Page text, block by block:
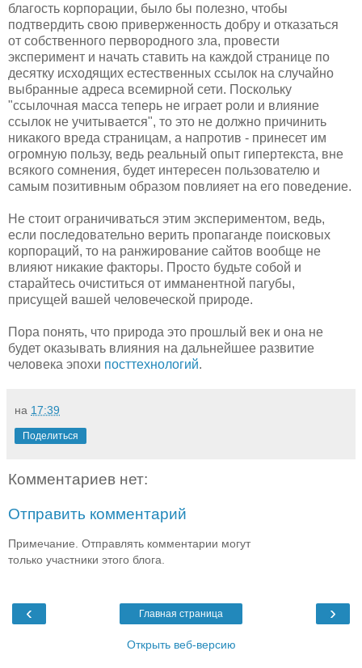
благость корпорации, было бы полезно, чтобы
подтвердить свою приверженность добру и отказаться
от собственного первородного зла, провести
эксперимент и начать ставить на каждой странице по
десятку исходящих естественных ссылок на случайно
выбранные адреса всемирной сети. Поскольку
"ссылочная масса теперь не играет роли и влияние
ссылок не учитывается", то это не должно причинить
никакого вреда страницам, а напротив - принесет им
огромную пользу, ведь реальный опыт гипертекста, вне
всякого сомнения, будет интересен пользователю и
самым позитивным образом повлияет на его поведение.
Не стоит ограничиваться этим экспериментом, ведь,
если последовательно верить пропаганде поисковых
корпораций, то на ранжирование сайтов вообще не
влияют никакие факторы. Просто будьте собой и
старайтесь очиститься от имманентной пагубы,
присущей вашей человеческой природе.
Пора понять, что природа это прошлый век и она не
будет оказывать влияния на дальнейшее развитие
человека эпохи посттехнологий.
на 17:39
Поделиться
Комментариев нет:
Отправить комментарий
Примечание. Отправлять комментарии могут
только участники этого блога.
‹ ›
Главная страница
Открыть веб-версию